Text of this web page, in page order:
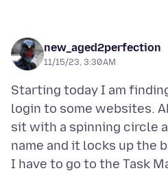
new_aged2perfection
11/15/23, 3:30 AM
Starting today I am
login to some websites.
sit with a spinning circle
name and it locks up the
I have to go to the Task